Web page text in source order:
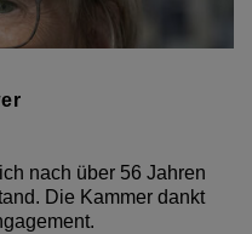
nach über 56 Jahren
Die Kammer dankt